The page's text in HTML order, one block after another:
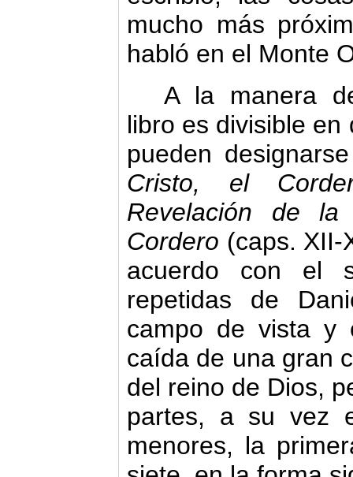
mucho más
habló en el Monte
A la manera
libro es divi­sible
pueden
Cristo, el
Revelación de
Cordero (caps. XII-
acuerdo con el
repetidas de
campo de vista y
caída de una gran
del reino de Dios,
partes, a su vez
menores, la